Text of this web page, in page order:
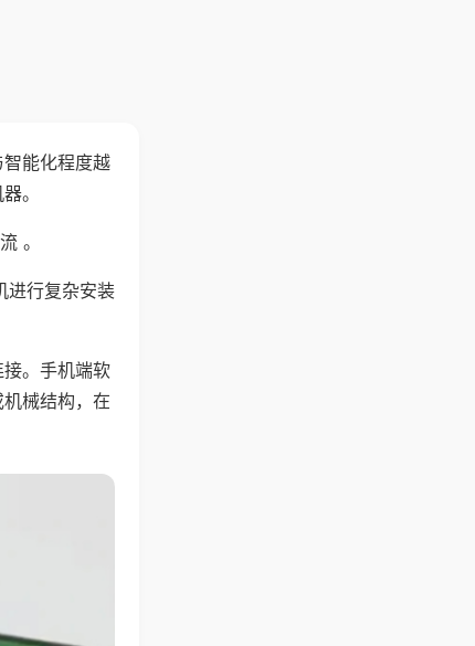
智能化程度越
。
。
进行复杂安装
。手机端软
械结构，在